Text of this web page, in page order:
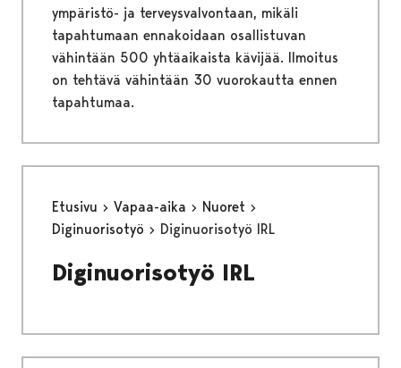
ympäristö- ja terveysvalvontaan, mikäli
tapahtumaan ennakoidaan osallistuvan
vähintään 500 yhtäaikaista kävijää. Ilmoitus
on tehtävä vähintään 30 vuorokautta ennen
tapahtumaa.
Etusivu Vapaa-aika
Nuoret
Diginuorisotyö
Diginuorisotyö IRL
Diginuorisotyö IRL